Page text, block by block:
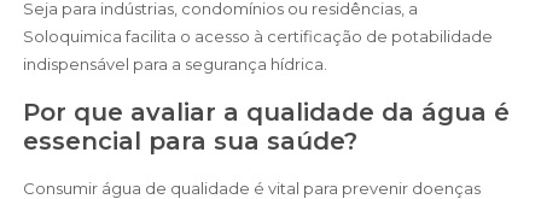
Seja para indústrias, condomínios ou residências, a
Soloquimica facilita o acesso à certificação de potabilidade
indispensável para a segurança hídrica.
Por que avaliar a qualidade da água é
essencial para sua saúde?
Consumir água de qualidade é vital para prevenir doenças